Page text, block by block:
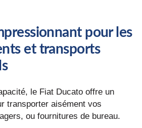
pour les
et transports
le Fiat Ducato offre un
transporter aisément vos
ou fournitures de bureau.